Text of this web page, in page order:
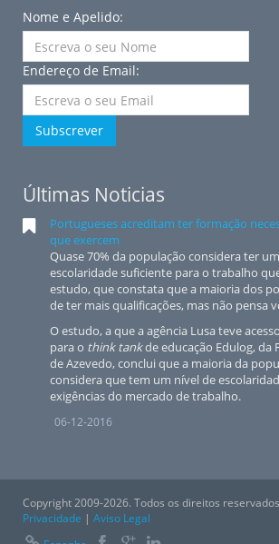
Nome e Apelido:
Endereço de Email:
Subscrever
Últimas Noticias
Portugueses acreditam ter formação
que exercem
Quase 70% da população considera ter
escolaridade suficiente para o trabalho
estudo, que constata que a maioria dos
de ter mais qualificações, mas não pensa
O estudo, a que a agência Lusa teve
para o think tankde educação Edulog, da
de Azevedo, conclui que a maioria da
considera que tem um nível de
exigências do mercado de trabalho.
06-12-2016
Copyright 2009-2026. Todos os direitos
Privacidade | Aviso Legal